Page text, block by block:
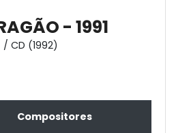
- 1991
/ CD (1992)
Compositores